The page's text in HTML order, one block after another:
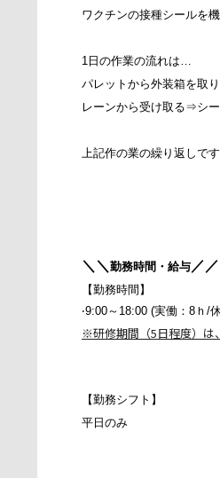
ワクチンの接種シールを
1日の作業の流れは…
パレットから外装箱を取
レーンから受け取る⇒シ
上記作の業の繰り返しで
＼＼ 勤務時間・給与 ／／
【勤務時間 】
‧9:00～18:00 (実働：8ｈ/
※研修期間（5日程度）は
【勤務シフト 】
平日のみ